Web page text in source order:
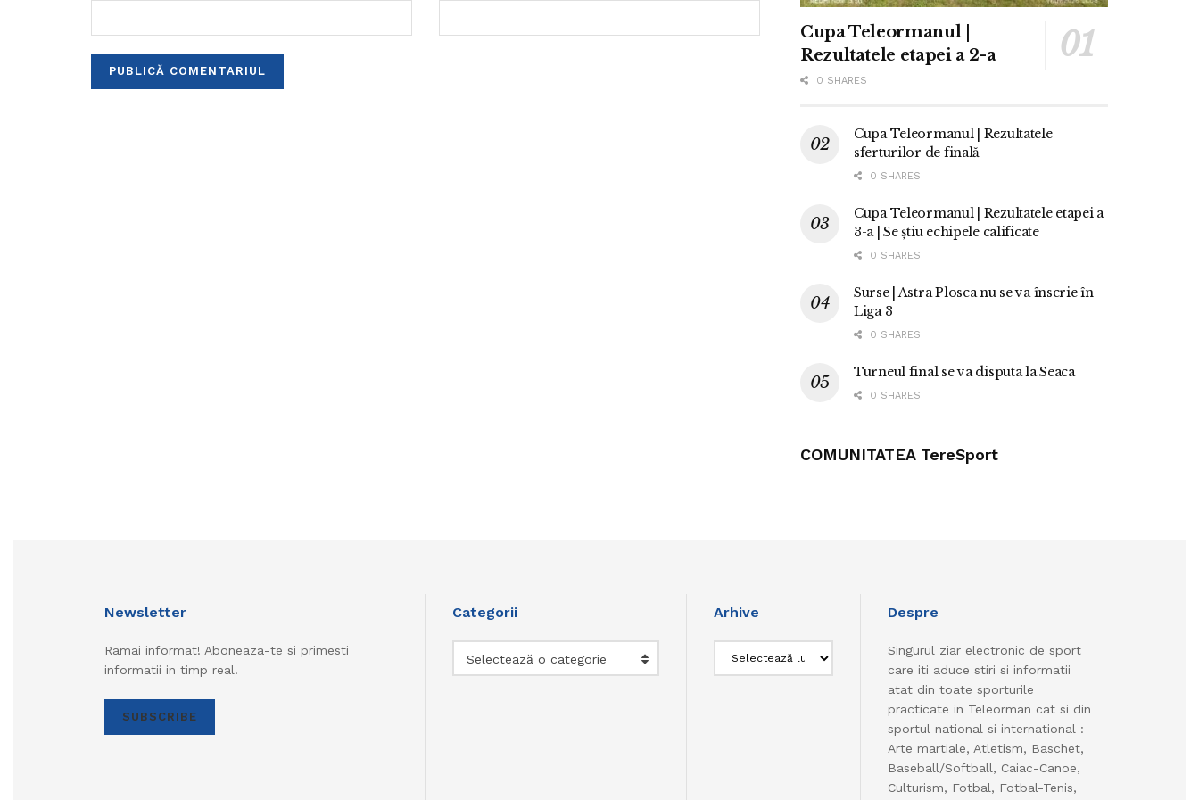
Cupa Teleormanul |
Rezultatele etapei a 2-a
0 SHARES
Cupa Teleormanul | Rezultatele
sferturilor de finală
0 SHARES
Cupa Teleormanul | Rezultatele etapei a
3-a | Se știu echipele calificate
0 SHARES
Surse | Astra Plosca nu se va înscrie în
Liga 3
0 SHARES
Turneul final se va disputa la Seaca
0 SHARES
COMUNITATEA TereSport
Newsletter
Ramai informat! Aboneaza-te si primesti
informatii in timp real!
SUBSCRIBE
Categorii
Selectează o categorie
Arhive Despre
Singurul ziar electronic de sport
care iti aduce stiri si informatii
atat din toate sporturile
practicate in Teleorman cat si din
sportul national si international :
Arte martiale, Atletism, Baschet,
Baseball/Softball, Caiac-Canoe,
Culturism, Fotbal, Fotbal-Tenis,